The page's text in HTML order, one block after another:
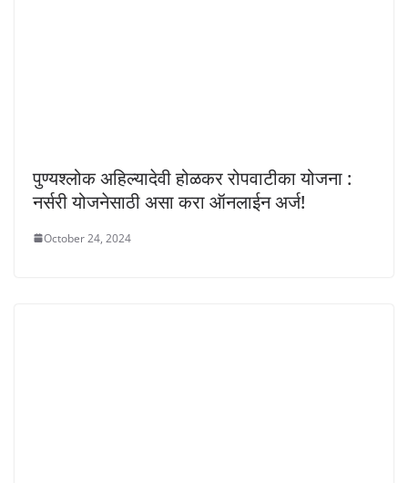
पुण्यश्लोक अहिल्यादेवी होळकर रोपवाटीका योजना :
नर्सरी योजनेसाठी असा करा ऑनलाईन अर्ज!
October 24, 2024